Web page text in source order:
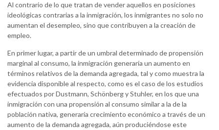
Al contrario de lo que tratan de vender aquellos en posiciones
ideológicas contrarias a la inmigración, los inmigrantes no solo no
aumentan el desempleo, sino que contribuyen a la creación de
empleo.
En primer lugar, a partir de un umbral determinado de propensión
marginal al consumo, la inmigración generaría un aumento en
términos relativos de la demanda agregada, tal y como muestra la
evidencia disponible al respecto, como es el caso de los estudios
efectuados por Dustmann, Schönberg y Stuhler, en los que una
inmigración con una propensión al consumo similar a la de la
población nativa, generaría crecimiento económico a través de un
aumento de la demanda agregada, aún produciéndose este